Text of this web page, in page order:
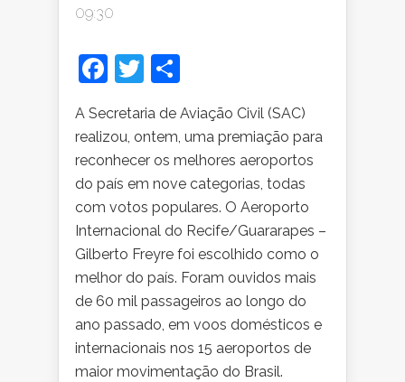
09:30
Facebook
Twitter
A Secretaria de Aviação Civil (SAC)
realizou, ontem, uma premiação para
reconhecer os melhores aeroportos
do país em nove categorias, todas
com votos populares. O Aeroporto
Internacional do Recife/Guararapes –
Gilberto Freyre foi escolhido como o
melhor do país. Foram ouvidos mais
de 60 mil passageiros ao longo do
ano passado, em voos domésticos e
internacionais nos 15 aeroportos de
maior movimentação do Brasil.